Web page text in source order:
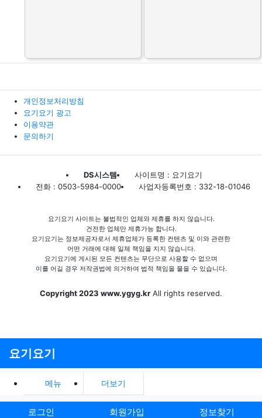
개인정보처리방침
요기요기 광고
이용약관
문의하기
DS시스템
사이트명 : 요기요기
전화 : 0503-5984-0000
사업자등록번호 : 332-18-01046
요기요기 사이트는 불법적인 업체와 제휴를 하지 않습니다.
건전한 업체만 제휴가능 합니다.
요기요기는 정보제공자로서 제휴업체가 등록한 컨텐츠 및 이와 관련한
어떤 거래에 대해 일체 책임을 지지 않습니다.
요기요기에 게시된 모든 컨텐츠는 무단으로 사용할 수 없으며
이를 어길 경우 저작권법에 의거하여 법적 책임을 물을 수 있습니다.
Copyright 2023 www.ygyg.kr All rights reserved.
요기요기
메뉴 더보기
로그인 회원가입 정보찾기